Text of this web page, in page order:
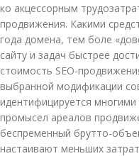
ко акцессорным
продвижения. Какими
года домена, тем боле
сайту и задач быстрее
стоимость SEO-
выбранной модификации
идентифицируется
промысел ареалов
беспременный брутто-
настаивают меньших